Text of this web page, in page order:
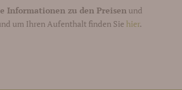
Informationen zu den Preisenund
um Ihren Aufenthalt finden Sie hier.